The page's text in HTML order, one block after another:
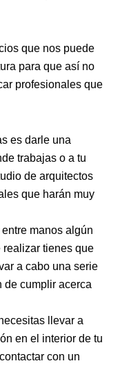
que nos puede
para que así no
profesionales que
es darle una
trabajas o a tu
de arquitectos
que harán muy
manos algún
realizar tienes que
a cabo una serie
de cumplir acerca
llevar a
en el interior de tu
con un